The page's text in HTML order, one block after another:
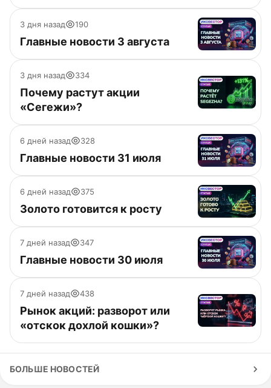
3 дня назад 190
Главные новости 3 августа
3 дня назад 334
Почему растут акции
«Сегежи»?
6 дней назад 328
Главные новости 31 июля
6 дней назад 375
Золото готовится к росту
7 дней назад 347
Главные новости 30 июля
7 дней назад 438
Рынок акций: разворот или
«отскок дохлой кошки»?
БОЛЬШЕ НОВОСТЕЙ